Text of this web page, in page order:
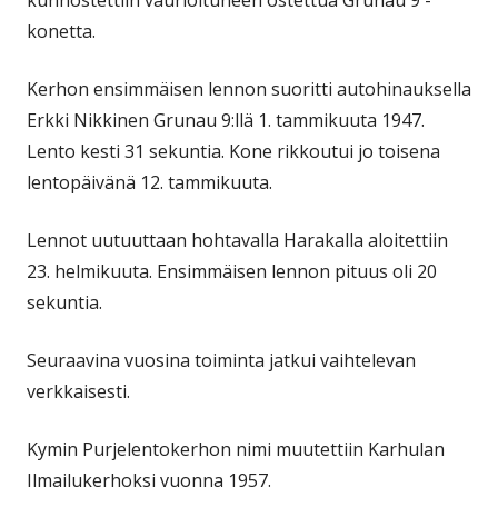
konetta.
Kerhon ensimmäisen lennon suoritti autohinauksella
Erkki Nikkinen Grunau 9:llä 1. tammikuuta 1947.
Lento kesti 31 sekuntia. Kone rikkoutui jo toisena
lentopäivänä 12. tammikuuta.
Lennot uutuuttaan hohtavalla Harakalla aloitettiin
23. helmikuuta. Ensimmäisen lennon pituus oli 20
sekuntia.
Seuraavina vuosina toiminta jatkui vaihtelevan
verkkaisesti.
Kymin Purjelentokerhon nimi muutettiin Karhulan
Ilmailukerhoksi vuonna 1957.